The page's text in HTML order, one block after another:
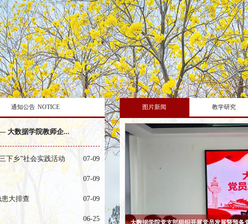
通知公告 NOTICE
大数据学院教师企...
下乡”社会实践活动 07-09
07-09
大排查 07-09
06-25
图片新闻 教学研究
大数据学院党支部组织开展3月主题党日活动